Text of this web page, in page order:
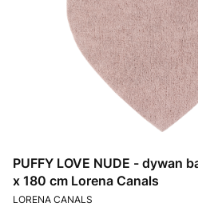
PUFFY LOVE NUDE - dywan
x 180 cm Lorena Canals
PRODUCENT
LORENA CANALS